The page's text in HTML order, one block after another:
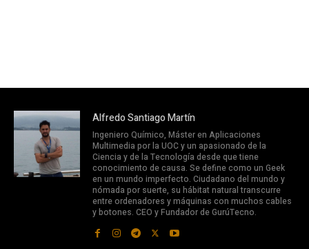
Alfredo Santiago Martín
Ingeniero Químico, Máster en Aplicaciones
Multimedia por la UOC y un apasionado de la
Ciencia y de la Tecnología desde que tiene
conocimiento de causa. Se define como un Geek
en un mundo imperfecto. Ciudadano del mundo y
nómada por suerte, su hábitat natural transcurre
entre ordenadores y máquinas con muchos cables
y botones. CEO y Fundador de GurúTecno.